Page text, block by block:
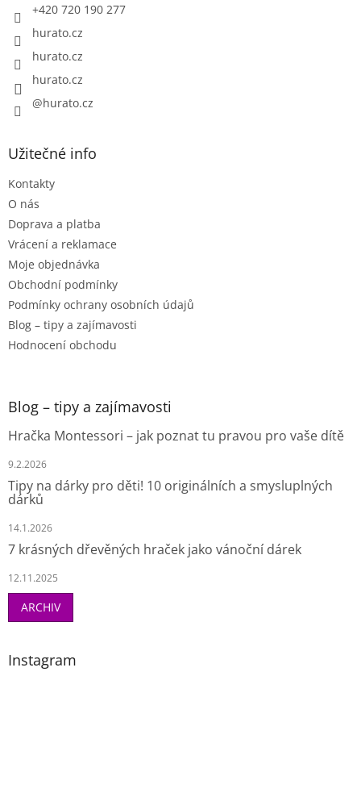
+420 720 190 277
hurato.cz
hurato.cz
hurato.cz
@hurato.cz
Užitečné info
Kontakty
O nás
Doprava a platba
Vrácení a reklamace
Moje objednávka
Obchodní podmínky
Podmínky ochrany osobních údajů
Blog – tipy a zajímavosti
Hodnocení obchodu
Blog – tipy a zajímavosti
Hračka Montessori – jak poznat tu pravou pro vaše dítě
9.2.2026
Tipy na dárky pro děti! 10 originálních a smysluplných
dárků
14.1.2026
7 krásných dřevěných hraček jako vánoční dárek
12.11.2025
ARCHIV
Instagram